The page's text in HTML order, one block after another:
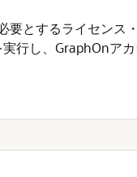
とするライセンス
行し、GraphOnア